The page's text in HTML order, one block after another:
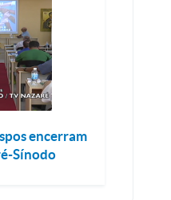
encerram
Sínodo